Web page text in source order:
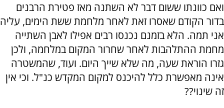
ואם כוונתו ששום דבר לא השתנה מאז פטירת הרבנים
בדור הקודם שאסרו זאת לאחר מלחמת ששת הימים, עליה
אני תמה. הלא בזמנם נכנסו רבים אפילו לאבן השתייה
מחמת ההתלהבות לאחר שחרור המקום במלחמה, ולכן
גזרו הוראת שעה, מה שלא שייך היום. ועוד, שהמשטרה
אינה מאפשרת כלל להיכנס למקום המקדש כנ"ל. וכי אין
זה שינוי??